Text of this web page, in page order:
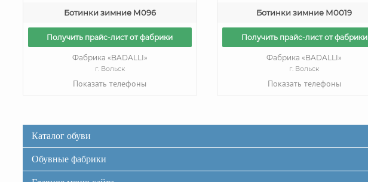
Ботинки зимние М096
Получить прайс-лист от фабрики
Фабрика «BADALLI»
г. Вольск
Показать телефоны
Ботинки зимние М0019
Получить прайс-лист от фабрики
Фабрика «BADALLI»
г. Вольск
Показать телефоны
Каталог обуви
Обувные фабрики